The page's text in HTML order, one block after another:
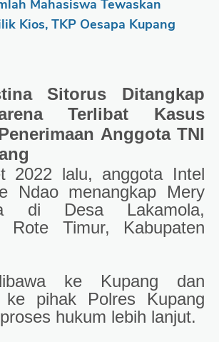
Mahasiswa Tewaskan
Kios, TKP Oesapa Kupang
Sitorus Ditangkap
Terlibat Kasus
Anggota TNI
2022 lalu, anggota Intel
Ndao menangkap Mery
di Desa Lakamola,
Rote Timur, Kabupaten
ke Kupang dan
ke pihak Polres Kupang
hukum lebih lanjut.